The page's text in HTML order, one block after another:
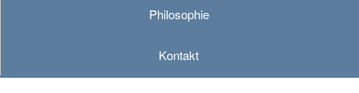
Philosophie
Kontakt